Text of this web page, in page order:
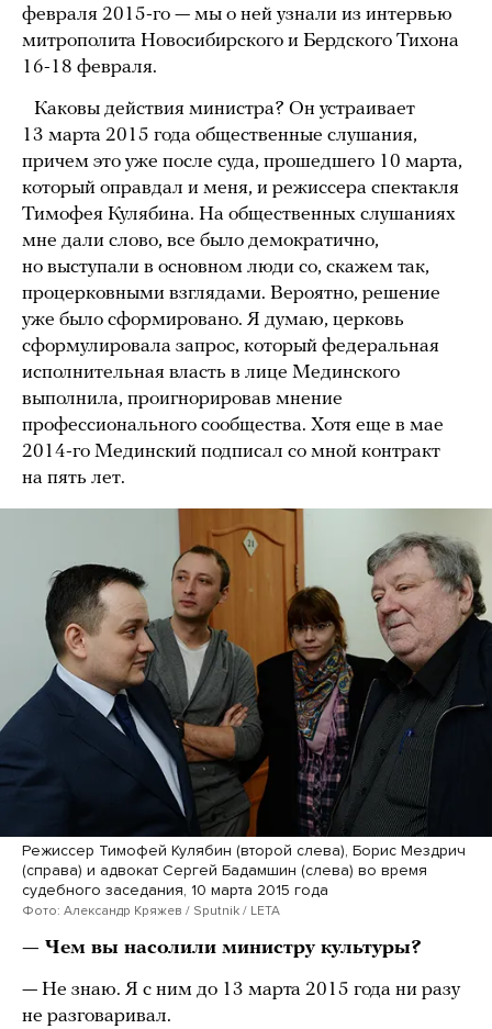
февраля 2015-го — мы о ней узнали из интервью
митрополита Новосибирского и Бердского Тихона
16-18 февраля.
Каковы действия министра? Он устраивает
13 марта 2015 года общественные слушания,
причем это уже после суда, прошедшего 10 марта,
который оправдал и меня, и режиссера спектакля
Тимофея Кулябина. На общественных слушаниях
мне дали слово, все было демократично,
но выступали в основном люди со, скажем так,
процерковными взглядами. Вероятно, решение
уже было сформировано. Я думаю, церковь
сформулировала запрос, который федеральная
исполнительная власть в лице Мединского
выполнила, проигнорировав мнение
профессионального сообщества. Хотя еще в мае
2014-го Мединский подписал со мной контракт
на пять лет.
Режиссер Тимофей Кулябин (второй слева), Борис Мездрич
(справа) и адвокат Сергей Бадамшин (слева) во время
судебного заседания, 10 марта 2015 года
Фото: Александр Кряжев / Sputnik / LETA
— Чем вы насолили министру культуры?
— Не знаю. Я с ним до 13 марта 2015 года ни разу
не разговаривал.